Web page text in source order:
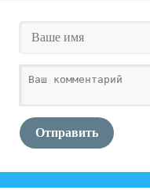
Отправить